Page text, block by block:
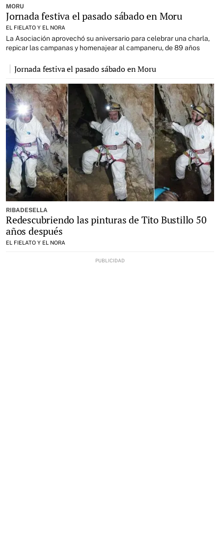
MORU
Jornada festiva el pasado sábado en Moru
EL FIELATO Y EL NORA
La Asociación aprovechó su aniversario para celebrar una charla,
repicar las campanas y homenajear al campaneru, de 89 años
Jornada festiva el pasado sábado en Moru
RIBADESELLA
Redescubriendo las pinturas de Tito Bustillo 50
años después
EL FIELATO Y EL NORA